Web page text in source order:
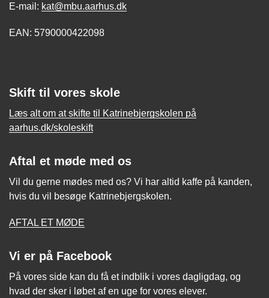
E-mail: kat@mbu.aarhus.dk
EAN: 5790000422098
Skift til vores skole
Læs alt om at skifte til Katrinebjergskolen på
aarhus.dk/skoleskift
Aftal et møde med os
Vil du gerne mødes med os? Vi har altid kaffe på kanden,
hvis du vil besøge Katrinebjergskolen.
AFTAL ET MØDE
Vi er på Facebook
På vores side kan du få et indblik i vores dagligdag, og
hvad der sker i løbet af en uge for vores elever.